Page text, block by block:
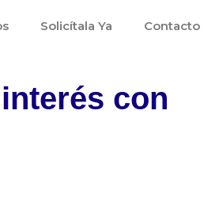
Solicítala Ya Contacto
con